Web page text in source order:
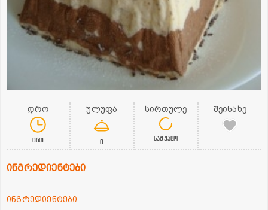
დრო
0წთ
ულუფა
0
სირთულე
საშუალო
შეინახე
ინგრედიენტები
ინგრედიენტები